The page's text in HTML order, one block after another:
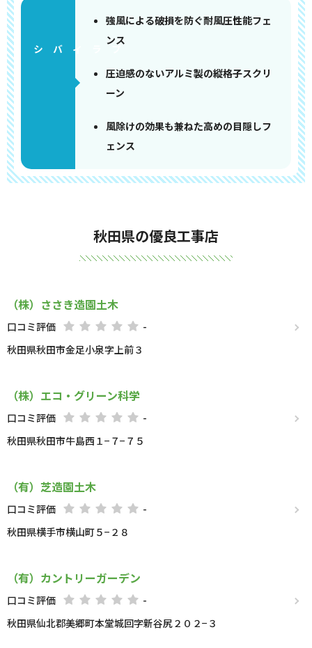
強風による破損を防ぐ耐風圧性能フェ
ンス
圧迫感のないアルミ製の縦格子スクリ
ーン
風除けの効果も兼ねた高めの目隠しフ
ェンス
秋田県の優良工事店
（株）ささき造園土木
口コミ評価
-
秋田県秋田市金足小泉字上前３
（株）エコ・グリーン科学
口コミ評価
-
秋田県秋田市牛島西１−７−７５
（有）芝造園土木
口コミ評価
-
秋田県横手市横山町５−２８
（有）カントリーガーデン
口コミ評価
-
秋田県仙北郡美郷町本堂城回字新谷尻２０２−３